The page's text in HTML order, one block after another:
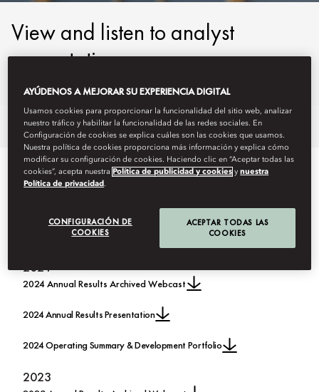
View and listen to analyst
presentations.
Comprar una tarjeta regaloCondiciones de uso
ANNUAL RESULTS
2024
2024 Annual Results Archived Webcast
2024 Annual Results Presentation
2024 Operating Summary & Development Portfolio
2023
AYÚDENOS A MEJORAR SU EXPERIENCIA DIGITAL
Usamos cookies para proporcionar la funcionalidad del sitio web, analizar
nuestro tráfico y habilitar la funcionalidad de las redes sociales. En
Configuración de cookies se explica cuáles son las cookies que usamos.
Nuestra política de cookies proporciona más información y explica cómo
modificar su configuración de cookies. Haciendo clic en “Aceptar todas las
cookies”, acepta nuestra Política de publicidad y cookies ynuestra
Política de privacidad .
CONFIGURACIÓN DE
COOKIES
ACEPTAR TODAS LAS
COOKIES